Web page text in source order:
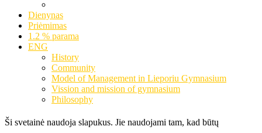
Dienynas
Priėmimas
1.2 % parama
ENG
History
Community
Model of Management in Lieporiu Gymnasium
Vission and mission of gymnasium
Philosophy
Ši svetainė naudoja slapukus. Jie naudojami tam, kad būtų